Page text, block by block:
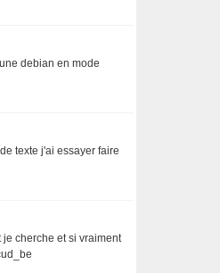
debian en mode
texte j'ai essayer faire
cherche et si vraiment